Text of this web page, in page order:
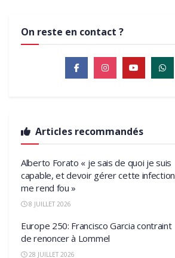
On reste en contact ?
Articles recommandés
Alberto Forato « je sais de quoi je suis
capable, et devoir gérer cette infection
me rend fou »
8 JUILLET 2026
Europe 250: Francisco Garcia contraint
de renoncer à Lommel
28 JUILLET 2026